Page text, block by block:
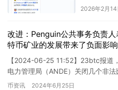
2026年2月14
改进：Penguin公共事务负责
特币矿业的发展带来了负面影响
【2024-06-25 11:52】23btc报道
电力管理局（ANDE）关闭几个非
挖矿公司Penguin的公共事务负责人
币资讯 2024年6月25日